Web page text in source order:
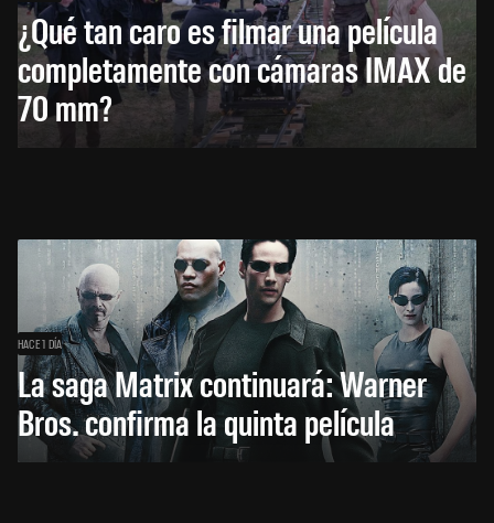
¿Qué tan caro es filmar una película
completamente con cámaras IMAX de
70 mm?
HACE 1 DÍA
La saga Matrix continuará: Warner
Bros. confirma la quinta película